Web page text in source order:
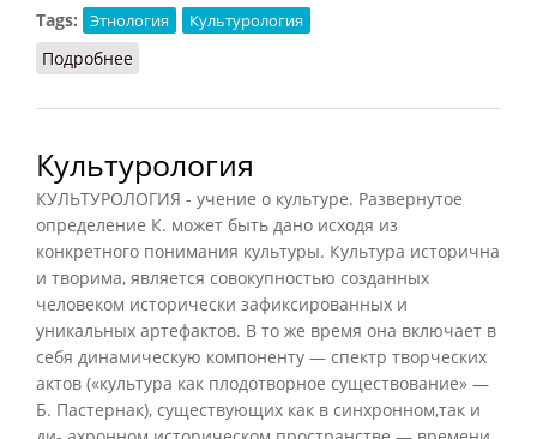
Tags:
Этнология Культурология
Подробнее
Культурология
КУЛЬТУРОЛОГИЯ - учение о культуре. Развернутое
определение К. может быть дано исходя из
конкретного понимания культуры. Культура исторична
и творима, является совокупностью созданных
человеком исторически зафиксированных и
уникальных артефактов. В то же время она включает в
себя динамическую компоненту — спектр творческих
актов («культура как плодотворное существование» —
Б. Пастернак), существующих как в синхронном,так и